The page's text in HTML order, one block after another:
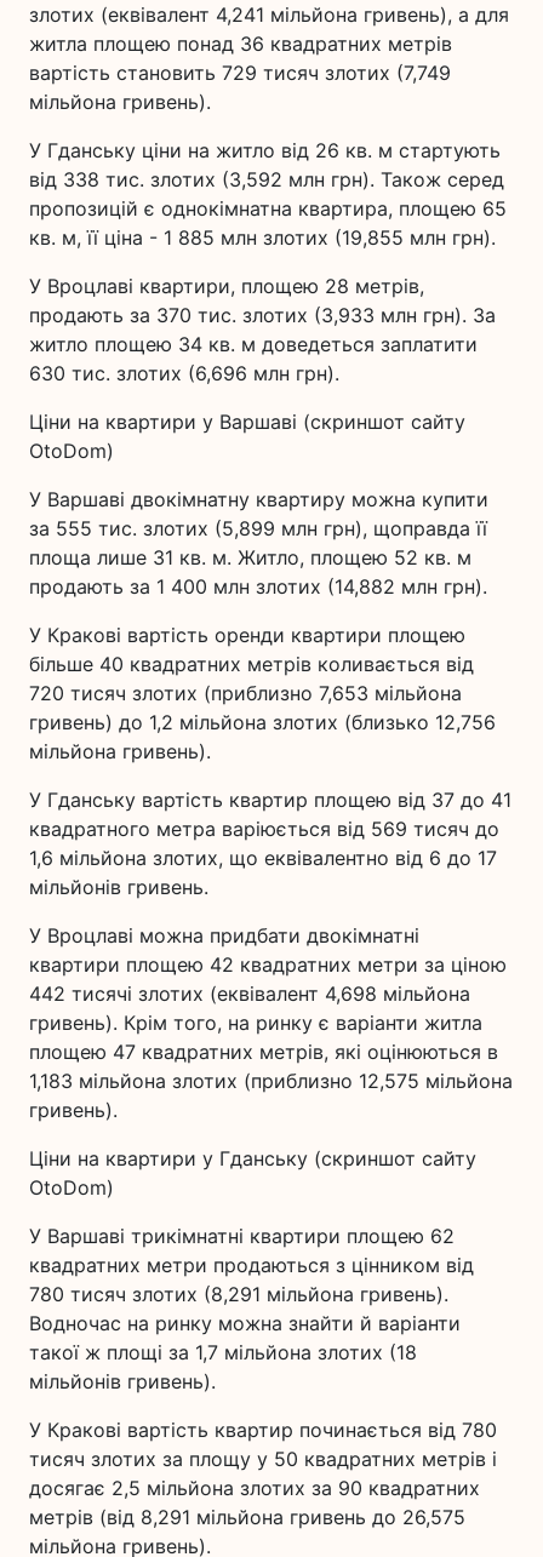
злотих (еквівалент 4,241 мільйона гривень), а для
житла площею понад 36 квадратних метрів
вартість становить 729 тисяч злотих (7,749
мільйона гривень).
У Гданську ціни на житло від 26 кв. м стартують
від 338 тис. злотих (3,592 млн грн). Також серед
пропозицій є однокімнатна квартира, площею 65
кв. м, її ціна - 1 885 млн злотих (19,855 млн грн).
У Вроцлаві квартири, площею 28 метрів,
продають за 370 тис. злотих (3,933 млн грн). За
житло площею 34 кв. м доведеться заплатити
630 тис. злотих (6,696 млн грн).
Ціни на квартири у Варшаві (скриншот сайту
OtoDom)
У Варшаві двокімнатну квартиру можна купити
за 555 тис. злотих (5,899 млн грн), щоправда її
площа лише 31 кв. м. Житло, площею 52 кв. м
продають за 1 400 млн злотих (14,882 млн грн).
У Кракові вартість оренди квартири площею
більше 40 квадратних метрів коливається від
720 тисяч злотих (приблизно 7,653 мільйона
гривень) до 1,2 мільйона злотих (близько 12,756
мільйона гривень).
У Гданську вартість квартир площею від 37 до 41
квадратного метра варіюється від 569 тисяч до
1,6 мільйона злотих, що еквівалентно від 6 до 17
мільйонів гривень.
У Вроцлаві можна придбати двокімнатні
квартири площею 42 квадратних метри за ціною
442 тисячі злотих (еквівалент 4,698 мільйона
гривень). Крім того, на ринку є варіанти житла
площею 47 квадратних метрів, які оцінюються в
1,183 мільйона злотих (приблизно 12,575 мільйона
гривень).
Ціни на квартири у Гданську (скриншот сайту
OtoDom)
У Варшаві трикімнатні квартири площею 62
квадратних метри продаються з цінником від
780 тисяч злотих (8,291 мільйона гривень).
Водночас на ринку можна знайти й варіанти
такої ж площі за 1,7 мільйона злотих (18
мільйонів гривень).
У Кракові вартість квартир починається від 780
тисяч злотих за площу у 50 квадратних метрів і
досягає 2,5 мільйона злотих за 90 квадратних
метрів (від 8,291 мільйона гривень до 26,575
мільйона гривень).